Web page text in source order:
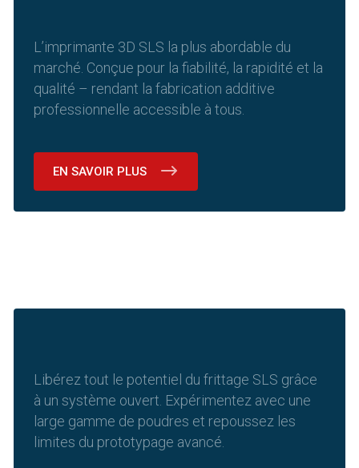
L’imprimante 3D SLS la plus abordable du
marché. Conçue pour la fiabilité, la rapidité et la
qualité – rendant la fabrication additive
professionnelle accessible à tous.
EN SAVOIR PLUS
Libérez tout le potentiel du frittage SLS grâce
à un système ouvert. Expérimentez avec une
large gamme de poudres et repoussez les
limites du prototypage avancé.